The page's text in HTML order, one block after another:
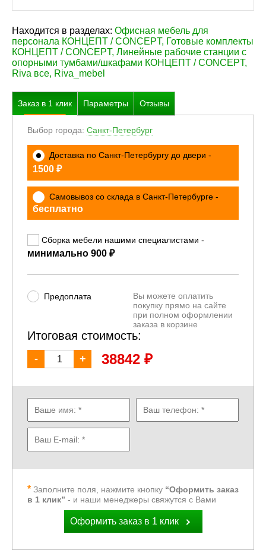
Находится в разделах: Офисная мебель для
персонала КОНЦЕПТ / CONCEPT, Готовые комплекты
КОНЦЕПТ / CONCEPT, Линейные рабочие станции с
опорными тумбами/шкафами КОНЦЕПТ / CONCEPT,
Riva все, Riva_mebel
Заказ в 1 клик Параметры Отзывы
Выбор города: Санкт-Петербург
Доставка по Санкт-Петербургу до двери -
1500 ₽
Самовывоз со склада в Санкт-Петербурге -
бесплатно
Сборка мебели нашими специалистами -
минимально 900 ₽
Предоплата
Вы можете оплатить
покупку прямо на сайте
при полном оформлении
заказа в корзине
Итоговая стоимость:
- + 38842 ₽
Оформить заказ в 1 клик
Заполните поля, нажмите кнопку “Оформить заказ
в 1 клик” - и наши менеджеры свяжутся с Вами